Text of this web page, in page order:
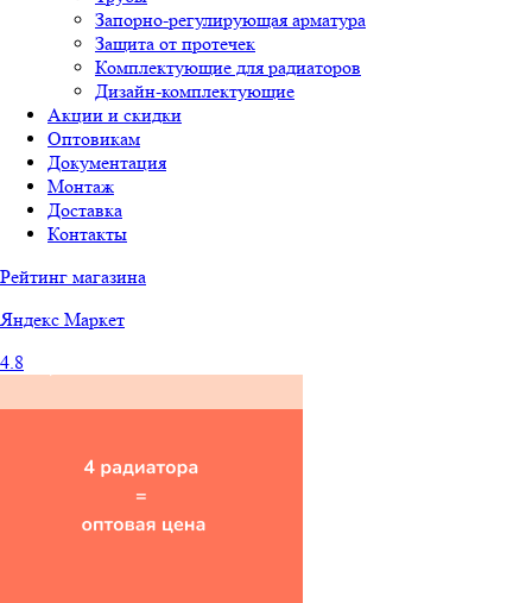
Запорно-регулирующая арматура
Защита от протечек
Комплектующие для радиаторов
Дизайн-комплектующие
Акции и скидки
Оптовикам
Документация
Монтаж
Доставка
Контакты
Рейтинг магазина
Яндекс Маркет
4.8